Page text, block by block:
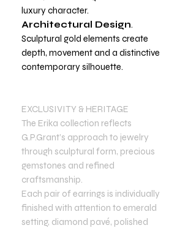
luxury character.
Architectural Design.
Sculptural gold elements create
depth, movement and a distinctive
contemporary silhouette.
EXCLUSIVITY & HERITAGE
The Erika collection reflects
G.P.Grant’s approach to jewelry
through sculptural form, precious
gemstones and refined
craftsmanship.
Each pair of earrings is individually
finished with attention to emerald
setting, diamond pavé, polished